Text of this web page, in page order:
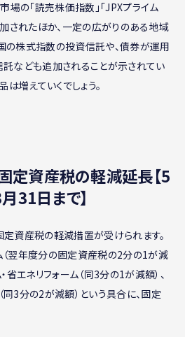
場の「読売株価指数」「JPXプライム
されたほか、一定の広がりのある地域
の株式指数の投資信託や、債券が運用
なども追加されることが示されてい
増えていくでしょう。
定資産税の軽減延長【5
31日まで】
定資産税の軽減措置が受けられます。
（翌年度分の固定資産税の2分の1が減
省エネリフォーム（同3分の1が減額）、
3分の2が減額）という具合に、固定